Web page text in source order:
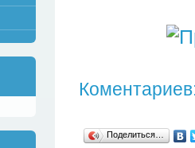
Поделиться…